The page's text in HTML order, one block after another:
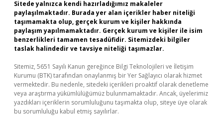
Sitede yalnızca kendi hazırladığımız makaleler
paylaşılmaktadır. Burada yer alan içerikler haber niteliği
taşımamakta olup, gerçek kurum ve kişiler hakkında
paylaşım yapılmamaktadır. Gerçek kurum ve kişiler ile isim
benzerlikleri tamamen tesadüfidir. Sitemizdeki bilgiler
taslak halindedir ve tavsiye niteliği taşımazlar.
Sitemiz, 5651 Sayılı Kanun gereğince Bilgi Teknolojileri ve İletişim
Kurumu (BTK) tarafından onaylanmış bir Yer Sağlayıcı olarak hizmet
vermektedir. Bu nedenle, sitedeki içerikleri proaktif olarak denetleme
veya araştırma yükümlülüğümüz bulunmamaktadır. Ancak, üyelerimiz
yazdıkları içeriklerin sorumluluğunu taşımakta olup, siteye üye olarak
bu sorumluluğu kabul etmiş sayılırlar.